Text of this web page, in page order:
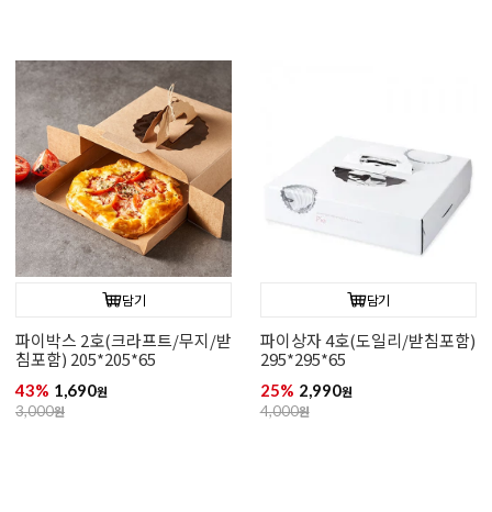
담기
파이박스 2호(크라프트/무지/받
침포함) 205*205*65
43% 1,690원
3,000원
담기
파이상자 4호(도일리/받침포함)
295*295*65
25% 2,990원
4,000원